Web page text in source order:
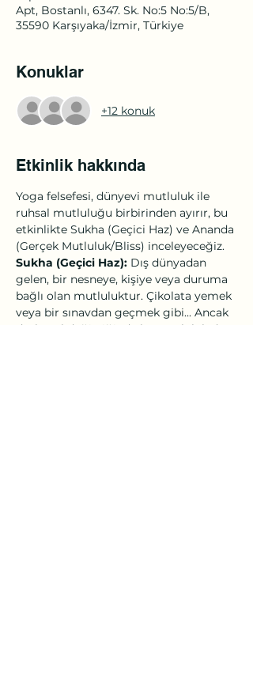
Apt, Bostanlı, 6347. Sk. No:5 No:5/B,
35590 Karşıyaka/İzmir, Türkiye
Konuklar
+12 konuk
Etkinlik hakkında
Yoga felsefesi, dünyevi mutluluk ile
ruhsal mutluluğu birbirinden ayırır, bu
etkinlikte Sukha (Geçici Haz) ve Ananda
(Gerçek Mutluluk/Bliss) inceleyeceğiz.
Sukha (Geçici Haz): Dış dünyadan
gelen, bir nesneye, kişiye veya duruma
bağlı olan mutluluktur. Çikolata yemek
veya bir sınavdan geçmek gibi... Ancak
dış koşul değiştiğinde bu mutluluk da